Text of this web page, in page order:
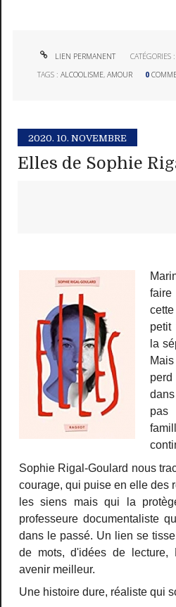
LIEN PERMANENT CATÉGORIES :
TAGS :ALCOOLISME,AMOUR 0
2020. 10. NOVEMBRE
Elles de Sophie
petit
la
pas
Sophie Rigal-Goulard nous
courage, qui puise en elle des
les siens mais qui la
professeure documentaliste
dans le passé. Un lien se
de mots, d'idées de lecture,
avenir meilleur.
Une histoire dure, réaliste qui